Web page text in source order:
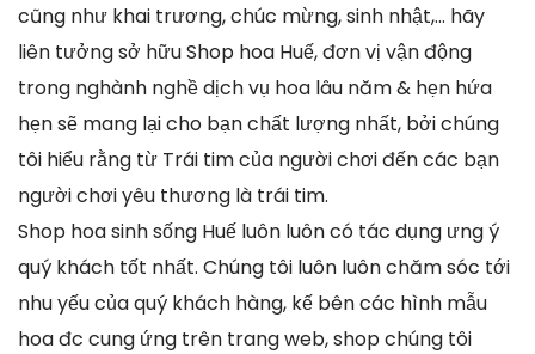
cũng như khai trương, chúc mừng, sinh nhật,… hãy
liên tưởng sở hữu Shop hoa Huế, đơn vị vận động
trong nghành nghề dịch vụ hoa lâu năm & hẹn hứa
hẹn sẽ mang lại cho bạn chất lượng nhất, bởi chúng
tôi hiểu rằng từ Trái tim của người chơi đến các bạn
người chơi yêu thương là trái tim.
Shop hoa sinh sống Huế luôn luôn có tác dụng ưng ý
quý khách tốt nhất. Chúng tôi luôn luôn chăm sóc tới
nhu yếu của quý khách hàng, kế bên các hình mẫu
hoa đc cung ứng trên trang web, shop chúng tôi